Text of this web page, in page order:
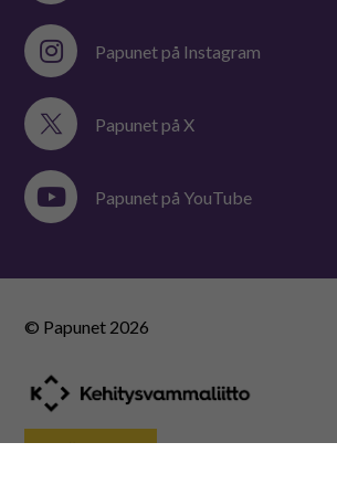
Papunet på Instagram
Papunet på X
Papunet på YouTube
© Papunet 2026